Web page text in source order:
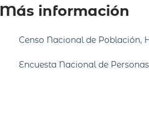
Más información
Censo Nacional de Población,
Encuesta Nacional de